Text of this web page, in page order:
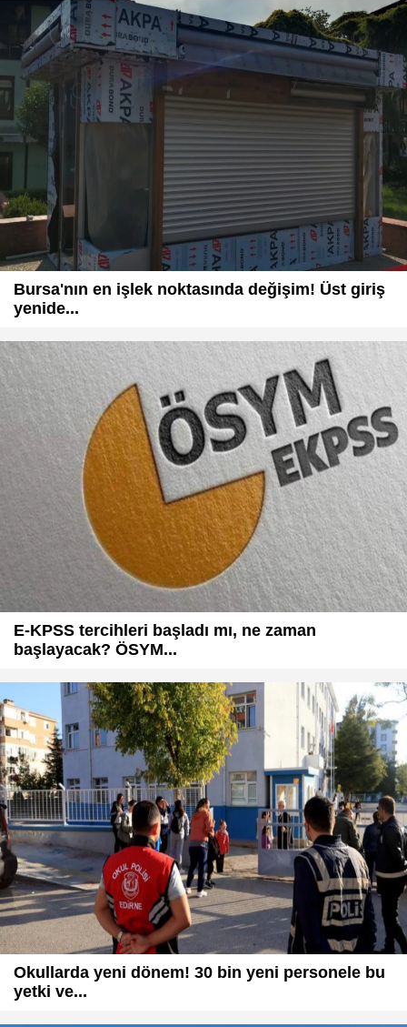
Bursa'nın en işlek noktasında değişim! Üst giriş
yenide...
E-KPSS tercihleri başladı mı, ne zaman
başlayacak? ÖSYM...
Okullarda yeni dönem! 30 bin yeni personele bu
yetki ve...